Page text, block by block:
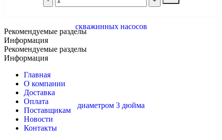
Рекомендуемые разделы
Информация
Рекомендуемые разделы
Информация
Главная
О компании
Доставка
Оплата
Поставщикам
Новости
Контакты